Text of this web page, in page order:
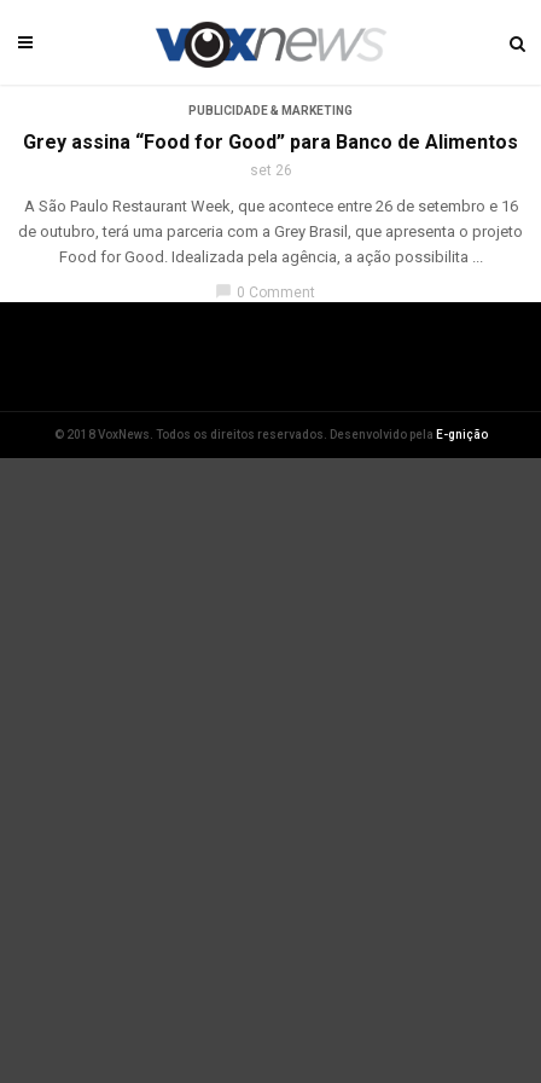
PUBLICIDADE & MARKETING
Grey assina “Food for Good” para Banco de Alimentos
set 26
A São Paulo Restaurant Week, que acontece entre 26 de setembro e 16
de outubro, terá uma parceria com a Grey Brasil, que apresenta o projeto
Food for Good. Idealizada pela agência, a ação possibilita ...
chat_bubble 0 Comment
© 2018 VoxNews. Todos os direitos reservados. Desenvolvido pela E-gnição